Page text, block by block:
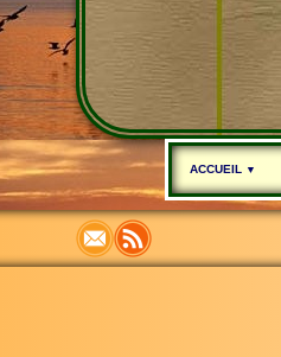
ACCUEIL ▼